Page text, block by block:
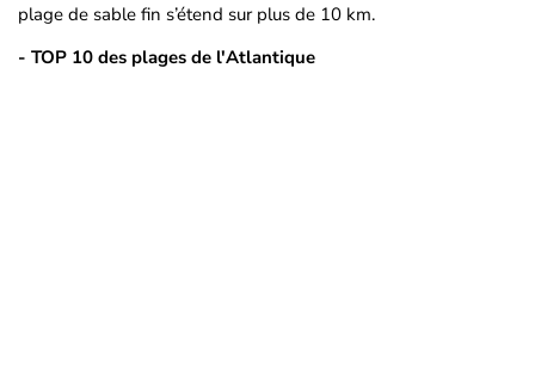
plage de sable fin s’étend sur plus de 10 km.
- TOP 10 des plages de l'Atlantique